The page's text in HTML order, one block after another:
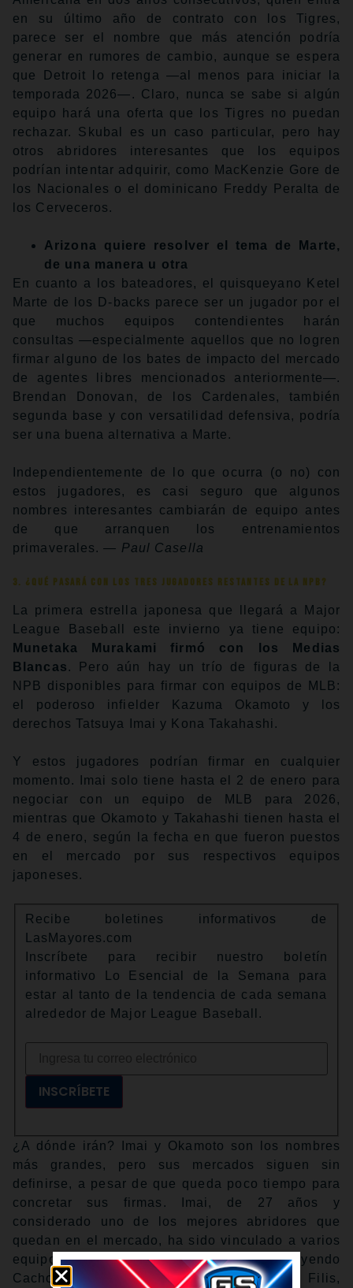
en su último año de contrato con los Tigres,
parece ser el nombre que más atención podría
generar en rumores de cambio, aunque se espera
que Detroit lo retenga —al menos para iniciar la
temporada 2026—. Claro, nunca se sabe si algún
equipo hará una oferta que los Tigres no puedan
rechazar. Skubal es un caso particular, pero hay
otros abridores interesantes que los equipos
podrían intentar adquirir, como MacKenzie Gore de
los Nacionales o el dominicano Freddy Peralta de
los Cerveceros.
Arizona quiere resolver el tema de Marte,
de una manera u otra
En cuanto a los bateadores, el quisqueyano Ketel
Marte de los D-backs parece ser un jugador por el
que muchos equipos contendientes harán
consultas —especialmente aquellos que no logren
firmar alguno de los bates de impacto del mercado
de agentes libres mencionados anteriormente—.
Brendan Donovan, de los Cardenales, también
segunda base y con versatilidad defensiva, podría
ser una buena alternativa a Marte.
Independientemente de lo que ocurra (o no) con
estos jugadores, es casi seguro que algunos
nombres interesantes cambiarán de equipo antes
de que arranquen los entrenamientos
primaverales.— Paul Casella
3. ¿Qué pasará con los tres jugadores restantes de la NPB?
La primera estrella japonesa que llegará a Major
League Baseball este invierno ya tiene equipo:
Munetaka Murakami firmó con los Medias
Blancas . Pero aún hay un trío de figuras de la
NPB disponibles para firmar con equipos de MLB:
el poderoso infielder Kazuma Okamoto y los
derechos Tatsuya Imai y Kona Takahashi.
Y estos jugadores podrían firmar en cualquier
momento. Imai solo tiene hasta el 2 de enero para
negociar con un equipo de MLB para 2026,
mientras que Okamoto y Takahashi tienen hasta el
4 de enero, según la fecha en que fueron puestos
en el mercado por sus respectivos equipos
japoneses.
Recibe boletines informativos de
LasMayores.com
Inscríbete para recibir nuestro boletín
informativo Lo Esencial de la Semana para
estar al tanto de la tendencia de cada semana
alrededor de Major League Baseball.
INSCRÍBETE
¿A dónde irán? Imai y Okamoto son los nombres
más grandes, pero sus mercados siguen sin
definirse, a pesar de que queda poco tiempo para
concretar sus firmas. Imai, de 27 años y
considerado uno de los mejores abridores que
quedan en el mercado, ha sido vinculado a varios
equipos desde que fue publicado, incluyendo
Cachorros, Yankees, Mets, Medias Rojas, Filis,